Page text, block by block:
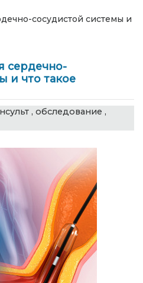
сосудистой системы и
сердечно-
и что такое
, обследование ,